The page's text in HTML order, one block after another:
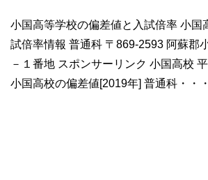
小国高等学校の偏差値と入試倍率 小国
試倍率情報 普通科 〒869-2593 阿蘇郡
－１番地 スポンサーリンク 小国高校
小国高校の偏差値[2019年] 普通科・・・